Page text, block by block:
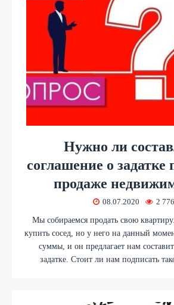
Нужно ли
соглашение о задатке
продаже
08.07.2020 2 776
Мы собираемся продать свою
купить сосед, но у него на данный
суммы, и он предлагает нам
задатке. Стоит ли нам подписать